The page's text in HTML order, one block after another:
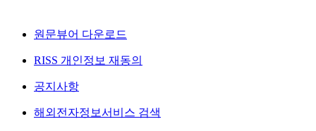
원문뷰어 다운로드
RISS 개인정보 재동의
공지사항
해외전자정보서비스 검색